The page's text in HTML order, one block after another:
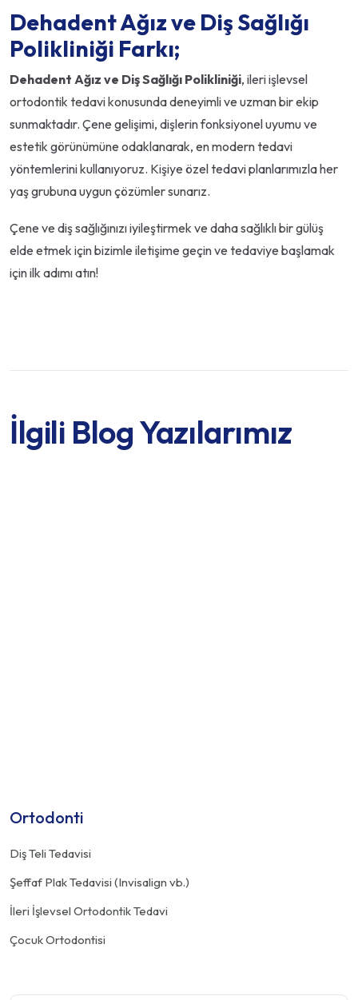
Dehadent Ağız ve Diş Sağlığı
Polikliniği Farkı;
Dehadent Ağız ve Diş Sağlığı Polikliniği, ileri işlevsel
ortodontik tedavi konusunda deneyimli ve uzman bir ekip
sunmaktadır. Çene gelişimi, dişlerin fonksiyonel uyumu ve
estetik görünümüne odaklanarak, en modern tedavi
yöntemlerini kullanıyoruz. Kişiye özel tedavi planlarımızla her
yaş grubuna uygun çözümler sunarız.
Çene ve diş sağlığınızı iyileştirmek ve daha sağlıklı bir gülüş
elde etmek için bizimle iletişime geçin ve tedaviye başlamak
için ilk adımı atın!
İlgili Blog Yazılarımız
Ortodonti
Diş Teli Tedavisi
Şeffaf Plak Tedavisi (Invisalign vb.)
İleri İşlevsel Ortodontik Tedavi
Çocuk Ortodontisi